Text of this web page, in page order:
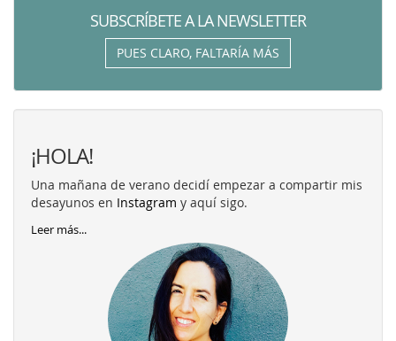
SUBSCRÍBETE A LA NEWSLETTER
PUES CLARO, FALTARÍA MÁS
¡HOLA!
Una mañana de verano decidí empezar a compartir mis
desayunos en Instagram y aquí sigo.
Leer más...